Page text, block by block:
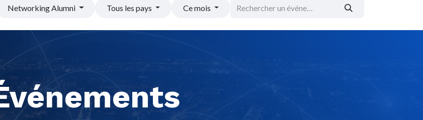
Networking Alumni Tous les pays Ce mois